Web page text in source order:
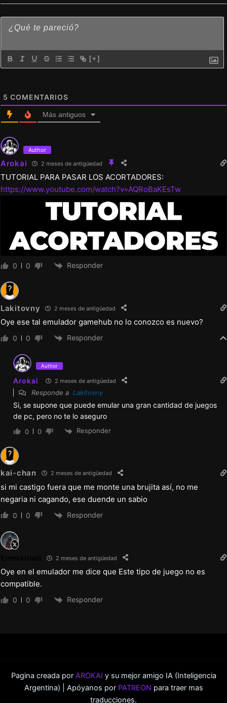
[+]
5 COMENTARIOS
Más antiguos
Author
Arokai 2 meses de antigüedad
TUTORIAL PARA PASAR LOS ACORTADORES:
https://www.youtube.com/watch?v=AQRoBaKEsTw
0 0 Responder
Lakitovny 2 meses de antigüedad
Oye ese tal emulador gamehub no lo conozco es nuevo?
0 0 Responder
Author
Arokai 2 meses de antigüedad
Responde a Lakitovny
Si, se supone que puede emular una gran cantidad de juegos
de pc, pero no te lo aseguro
0 0 Responder
kai-chan 2 meses de antigüedad
si mi castigo fuera que me monte una brujita así, no me
negaria ni cagando, ese duende un sabio
0 0 Responder
2 meses de antigüedad
Oye en el emulador me dice que Este tipo de juego no es
compatible.
0 0 Responder
Pagina creada por AROKAI y su mejor amigo IA (Inteligencia
Argentina) | Apóyanos por PATREON para traer mas
traducciones.